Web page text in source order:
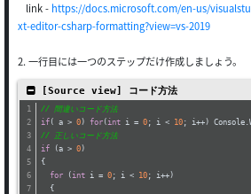
link - https://docs.microsoft.com/en-us/
xt-editor-csharp-formatting?view=vs-2019
2. 一行目には一つのステップだけ作成しましょう。
[Source view] コード方法
// 間違いコード方法
if ( a > 0) for (int i = 0 ; i < 10 ; i++)
// 正しいコード方法
if (a > 0)
{
for (int i = 0 ; i < 10 ; i++)
  {